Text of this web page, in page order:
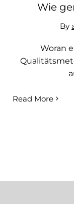
Wie
By
Woran
Read More